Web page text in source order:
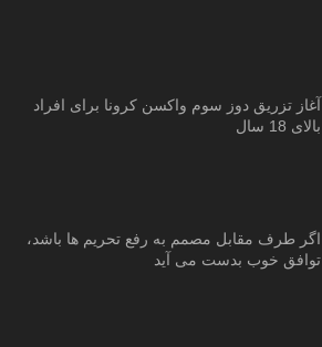
آغاز تزریق دوز سوم واکسن کرونا برای افراد
بالای 18 سال
اگر طرف مقابل مصمم به رفع تحریم ها باشد،
توافق خوب بدست می آید